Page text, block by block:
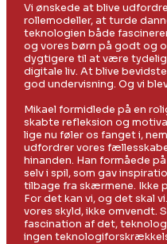
Vi ønskede at blive
rollemodeller, at turde
teknologien både
og vores børn på godt og
dygtigere til at være
digitale liv. At blive
god undervisning. Og vi
Mikael formidlede på en
skabte refleksion og
lige nu føler os fanget i,
udfordrer vores
hinanden. Han formåede
selv i spil, som gav
tilbage fra skærmene. Ikke
For det kan vi, og det skal
vores skyld, ikke omvendt.
fascination af det,
ingen